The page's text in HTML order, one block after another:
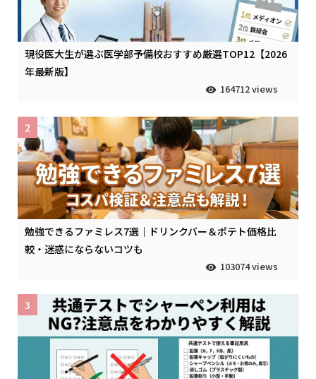
現役医大生が選ぶ医学部予備校おすすめ厳選TOP12【2026
年最新版】
164712 views
勉強できるファミレス7選｜ドリンクバー＆ポテト価格比
較・迷惑にならないコツも
103074 views
2
3